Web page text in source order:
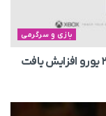
بازی و سرگرمی